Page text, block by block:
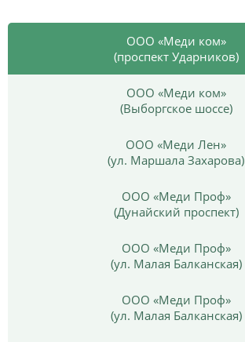
ООО «Меди ком»
(проспект Ударников)
ООО «Меди ком»
(Выборгское шоссе)
ООО «Меди Лен»
(ул. Маршала Захарова)
ООО «Меди Проф»
(Дунайский проспект)
ООО «Меди Проф»
(ул. Малая Балканская)
ООО «Меди Проф»
(ул. Малая Балканская)